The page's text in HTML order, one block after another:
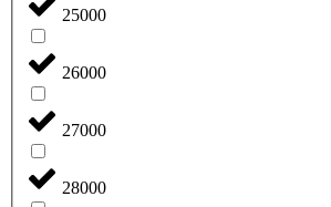
25000
26000
27000
28000